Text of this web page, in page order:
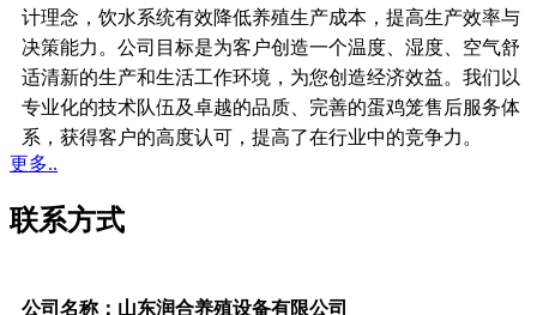
计理念，饮水系统有效降低养殖生产成本，提高生产效率与
决策能力。公司目标是为客户创造一个温度、湿度、空气舒
适清新的生产和生活工作环境，为您创造经济效益。我们以
专业化的技术队伍及卓越的品质、完善的蛋鸡笼售后服务体
系，获得客户的高度认可，提高了在行业中的竞争力。
更多..
联系方式
公司名称：山东润合养殖设备有限公司